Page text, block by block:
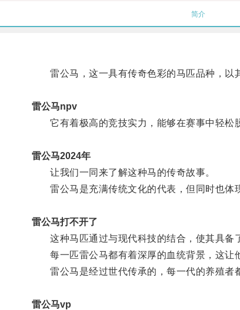
简介
雷公马，这一具有传奇色彩的马匹品种，以
雷公马npv
它有着极高的竞技实力，能够在赛事中轻松
雷公马2024年
让我们一同来了解这种马的传奇故事。
雷公马是充满传统文化的代表，但同时也体
雷公马打不开了
这种马匹通过与现代科技的结合，使其具备
每一匹雷公马都有着深厚的血统背景，这让
雷公马是经过世代传承的，每一代的养殖者
雷公马vp